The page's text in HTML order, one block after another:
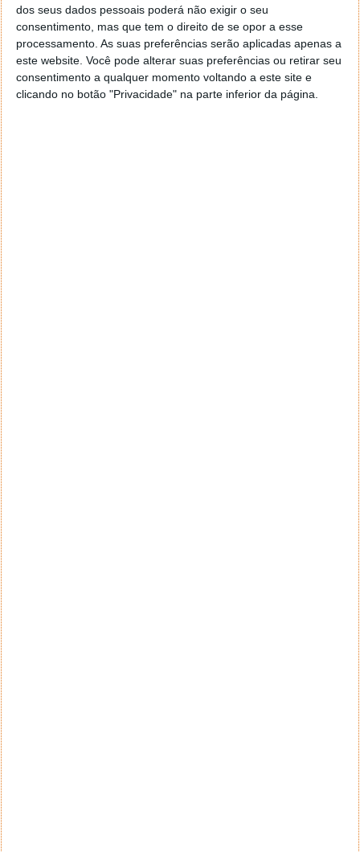
dos seus dados pessoais poderá não exigir o seu
consentimento, mas que tem o direito de se opor a esse
processamento. As suas preferências serão aplicadas apenas a
este website. Você pode alterar suas preferências ou retirar seu
consentimento a qualquer momento voltando a este site e
clicando no botão "Privacidade" na parte inferior da página.
Proponha uma correção, faça uma sugestão
Autor:Pedro Simões